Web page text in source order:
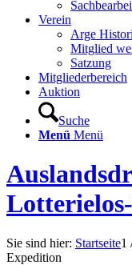
Verein
Arge
Mitglied
Satzung
Mitgliederbereich
Auktion
Suche
Menü Menü
Sie sind hier: Startseite1
Expedition